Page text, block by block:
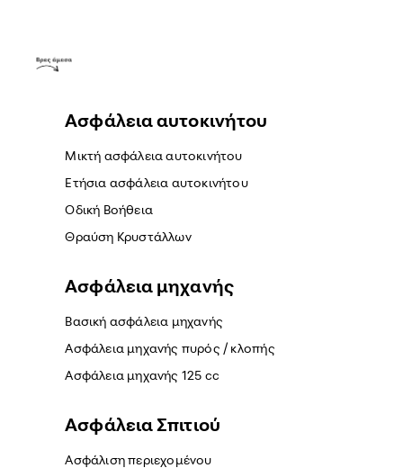
Ασφάλεια αυτοκινήτου
Μικτή ασφάλεια αυτοκινήτου
Ετήσια ασφάλεια αυτοκινήτου
Οδική Βοήθεια
Θραύση Κρυστάλλων
Ασφάλεια μηχανής
Βασική ασφάλεια μηχανής
Ασφάλεια μηχανής πυρός / κλοπής
Ασφάλεια μηχανής 125 cc
Ασφάλεια Σπιτιού
Ασφάλιση περιεχομένου